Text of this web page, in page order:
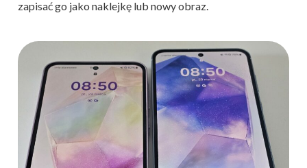
zapisać go jako naklejkę lub nowy obraz.